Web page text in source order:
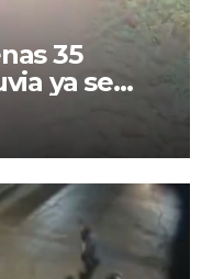
35
ya se